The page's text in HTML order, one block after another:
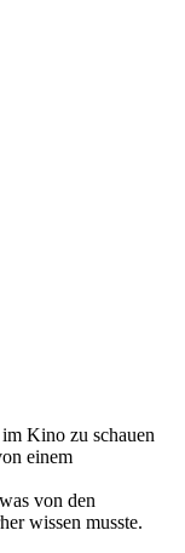
Kino zu schauen
einem
von den
wissen musste.